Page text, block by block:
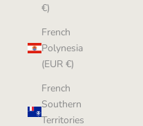
€)
French
Polynesia
(EUR €)
French
Southern
Territories